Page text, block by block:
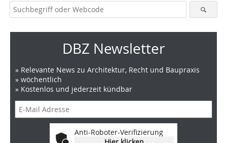
DBZ Newsletter
» Relevante News zu Architektur, Recht und Baupraxis
» wöchentlich
» Kostenlos und jederzeit kündbar
Anti-Roboter-Verifizierung